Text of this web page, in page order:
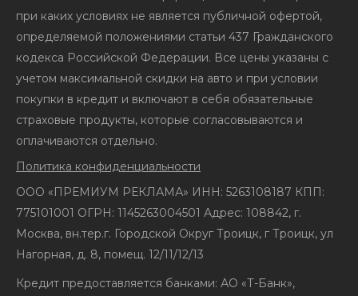
при каких условиях не является публичной офертой,
определяемой положениями статьи 437 Гражданского
кодекса Российской Федерации. Все цены указаны с
учетом максимальной скидки на авто и при условии
покупки в кредит и включают в себя обязательные
страховые продукты, которые согласовываются и
оплачиваются отдельно.
Политика конфиденциальности
ООО «ПРЕМИУМ РЕКЛАМА» ИНН: 5263108187 КПП:
775101001 ОГРН: 1145263004501 Адрес: 108842, г.
Москва, вн.тер.г. Городской Округ Троицк, г Троицк, ул
Нагорная, д. 8, помещ. 12/11/12/13
Кредит предоставляется банками: АО «Т-Банк»,